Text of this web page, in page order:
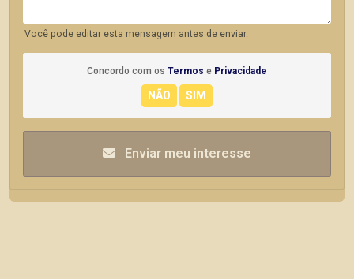
Você pode editar esta mensagem antes de enviar.
Concordo com os Termos e Privacidade
Enviar meu interesse